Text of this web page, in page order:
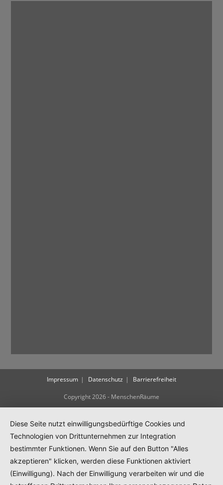
Impressum Datenschutz Barrierefreiheit
Copyright 2026 - MenschenRäume
Diese Seite nutzt einwilligungsbedürftige Cookies und
Technologien von Drittunternehmen zur Integration
bestimmter Funktionen. Wenn Sie auf den Button "Alles
akzeptieren" klicken, werden diese Funktionen aktiviert
(Einwilligung). Nach der Einwilligung verarbeiten wir und die